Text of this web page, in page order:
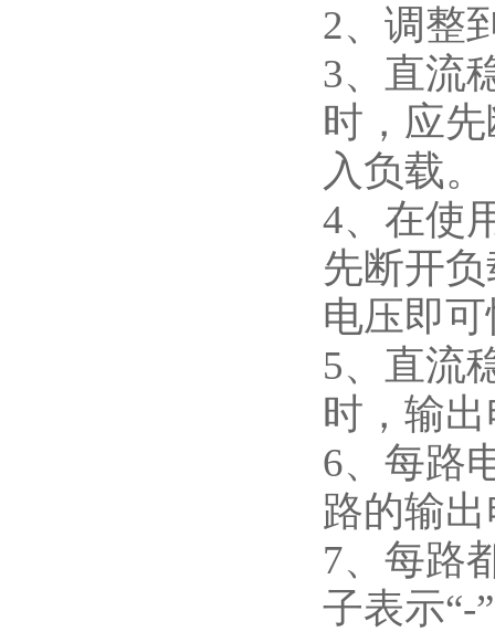
2、调整
3、直流
时，应
入负载。
4、在使
先断开
电压即
5、直流
时，输
6、每路
路的输
7、每路
子表示“-